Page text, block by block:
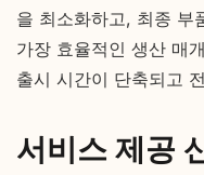
을 최소화하고, 최종 부
가장 효율적인 생산 매
출시 시간이 단축되고
서비스 제공